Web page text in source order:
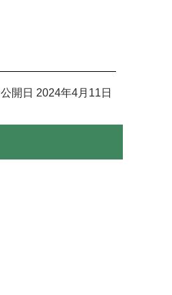
公開日 2024年4月11日